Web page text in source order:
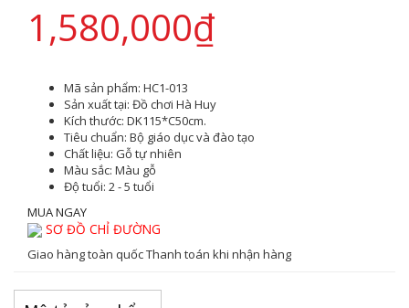
1,580,000₫
Mã sản phẩm: HC1-013
Sản xuất tại: Đồ chơi Hà Huy
Kích thước: DK115*C50cm.
Tiêu chuẩn: Bộ giáo dục và đào tạo
Chất liệu: Gỗ tự nhiên
Màu sắc: Màu gỗ
Độ tuổi: 2 - 5 tuổi
MUA NGAY
SƠ ĐỒ CHỈ ĐƯỜNG
Giao hàng toàn quốcThanh toán khi nhận hàng